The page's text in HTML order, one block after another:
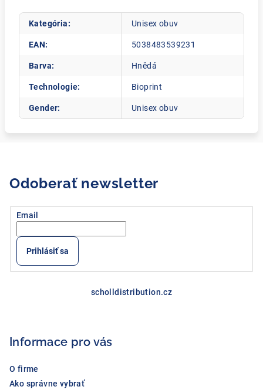
Kategória: Unisex obuv
EAN: 5038483539231
Barva: Hnědá
Technologie: Bioprint
Gender: Unisex obuv
Odoberať newsletter
Email
Prihlásiť sa
scholldistribution.cz
Informace pro vás
O firme
Ako správne vybrať